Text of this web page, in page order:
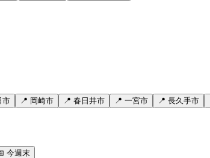
市 📍 岡崎市 📍 春日井市 📍 一宮市 📍 長久手市
今週末